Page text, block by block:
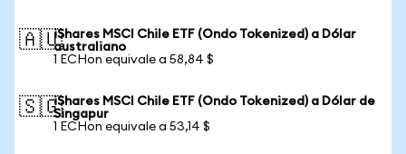
🇦🇺iShares MSCI Chile ETF (Ondo Tokenized) a Dólar
australiano
1 ECHon equivale a 58,84 $
🇸🇬iShares MSCI Chile ETF (Ondo Tokenized) a Dólar de
Singapur
1 ECHon equivale a 53,14 $